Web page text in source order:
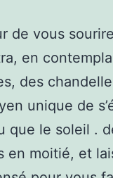
de vous
en
des
unique de
que le soleil .
en moitié, et